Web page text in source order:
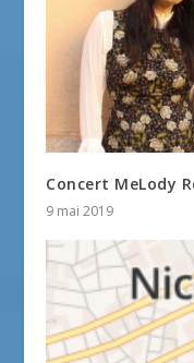
Concert MeLody
9 mai 2019